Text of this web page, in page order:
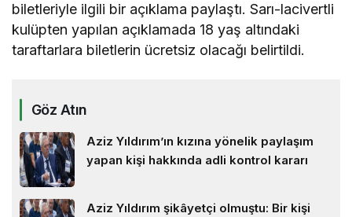
biletleriyle ilgili bir açıklama paylaştı. Sarı-lacivertli
kulüpten yapılan açıklamada 18 yaş altındaki
taraftarlara biletlerin ücretsiz olacağı belirtildi.
Göz Atın
Aziz Yıldırım’ın kızına yönelik paylaşım
yapan kişi hakkında adli kontrol kararı
Aziz Yıldırım şikâyetçi olmuştu: Bir kişi